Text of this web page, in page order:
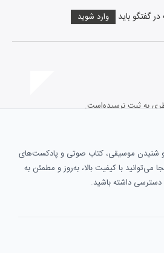
گفتگو باید وارد شوید
به ثبت نرسیده‌است.
و شنیدن موسیقی، کتاب صوتی و پادکست‌های
می‌توانید با کیفیت بالا، به‌روز و مطمئن به
دسترسی داشته باشید.